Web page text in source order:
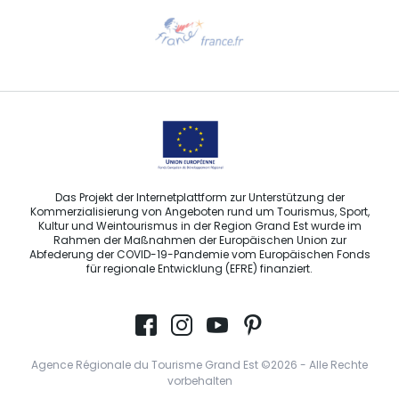
Sprechen Sie uns per E-Mail an
Das Projekt der Internetplattform zur Unterstützung der
Kommerzialisierung von Angeboten rund um Tourismus, Sport,
Kultur und Weintourismus in der Region Grand Est wurde im
Rahmen der Maßnahmen der Europäischen Union zur
Abfederung der COVID-19-Pandemie vom Europäischen Fonds
für regionale Entwicklung (EFRE) finanziert.
Agence Régionale du Tourisme Grand Est ©2026 - Alle Rechte
vorbehalten